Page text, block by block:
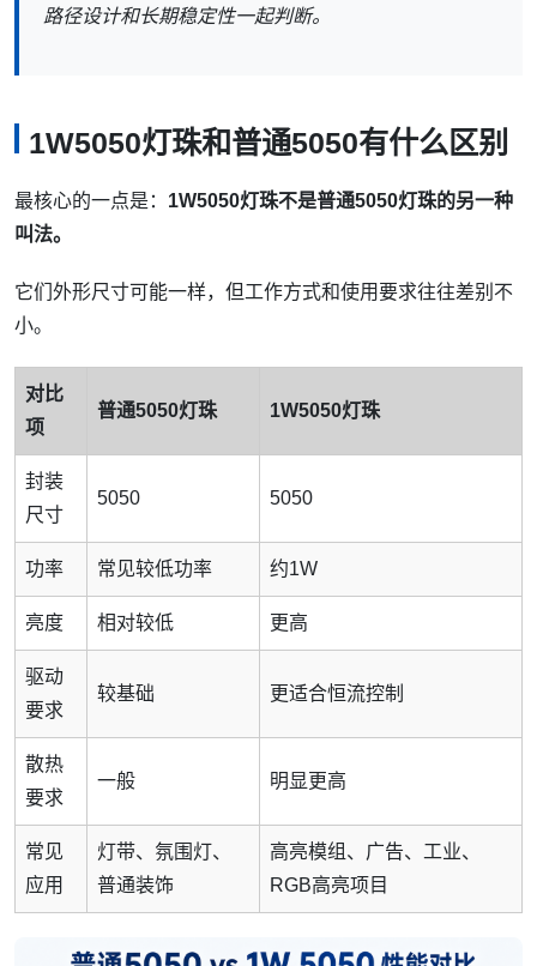
路径设计和长期稳定性一起判断。
1W5050灯珠和普通5050有什么区别
最核心的一点是： 1W5050灯珠不是普通5050灯珠的另一种
叫法。
它们外形尺寸可能一样，但工作方式和使用要求往往差别不
小。
对比
项
普通5050灯珠 1W5050灯珠
封装
尺寸
5050 5050
功率 常见较低功率 约1W
亮度 相对较低 更高
驱动
要求
较基础 更适合恒流控制
散热
要求
一般 明显更高
常见
应用
灯带、氛围灯、
普通装饰
高亮模组、广告、工业、
RGB高亮项目